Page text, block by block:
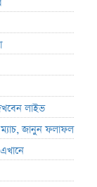
লাইভ
ম্যাচ, জানুন ফলাফল